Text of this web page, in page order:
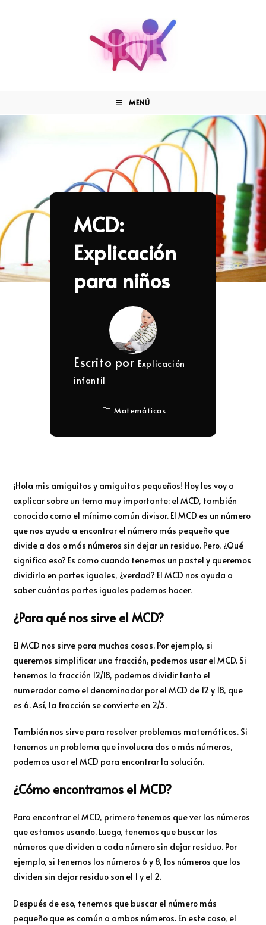
MENÚ
MCD:
Explicación
para niños
Escrito por Explicación
infantil
Matemáticas
¡Hola mis amiguitos y amiguitas pequeños! Hoy les voy a
explicar sobre un tema muy importante: el MCD, también
conocido como el mínimo común divisor. El MCD es un número
que nos ayuda a encontrar el número más pequeño que
divide a dos o más números sin dejar un residuo. Pero, ¿Qué
significa eso? Es como cuando tenemos un pastel y queremos
dividirlo en partes iguales, ¿verdad? El MCD nos ayuda a
saber cuántas partes iguales podemos hacer.
¿Para qué nos sirve el MCD?
El MCD nos sirve para muchas cosas. Por ejemplo, si
queremos simplificar una fracción, podemos usar el MCD. Si
tenemos la fracción 12/18, podemos dividir tanto el
numerador como el denominador por el MCD de 12 y 18, que
es 6. Así, la fracción se convierte en 2/3.
También nos sirve para resolver problemas matemáticos. Si
tenemos un problema que involucra dos o más números,
podemos usar el MCD para encontrar la solución.
¿Cómo encontramos el MCD?
Para encontrar el MCD, primero tenemos que ver los números
que estamos usando. Luego, tenemos que buscar los
números que dividen a cada número sin dejar residuo. Por
ejemplo, si tenemos los números 6 y 8, los números que los
dividen sin dejar residuo son el 1 y el 2.
Después de eso, tenemos que buscar el número más
pequeño que es común a ambos números. En este caso, el